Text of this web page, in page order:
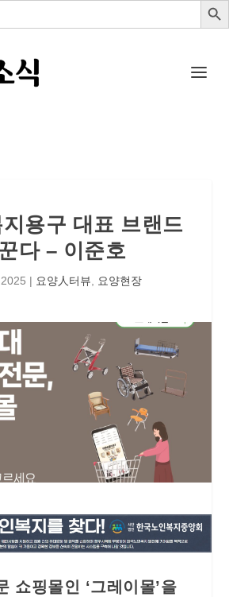
용구 대표 브랜드
다 – 이준호
| 요양人터뷰 요양현장
쇼핑몰인 ‘그레이몰’을